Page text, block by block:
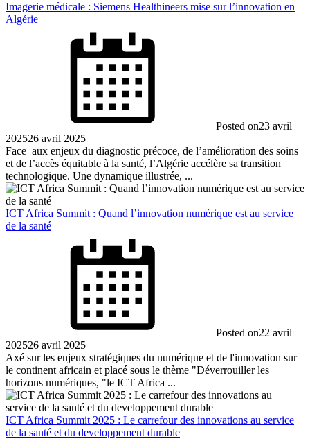
Imagerie médicale : Siemens Healthineers mise sur l’innovation en
Algérie
Posted on23 avril
202526 avril 2025
Face aux enjeux du diagnostic précoce, de l’amélioration des soins
et de l’accès équitable à la santé, l’Algérie accélère sa transition
technologique. Une dynamique illustrée, ...
ICT Africa Summit : Quand l’innovation numérique est au service
de la santé
Posted on22 avril
202526 avril 2025
Axé sur les enjeux stratégiques du numérique et de l'innovation sur
le continent africain et placé sous le thème "Déverrouiller les
horizons numériques, "le ICT Africa ...
ICT Africa Summit 2025 : Le carrefour des innovations au service
de la santé et du developpement durable